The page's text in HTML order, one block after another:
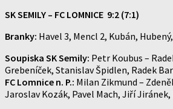
SK SEMILY – FC LOMNICE 9:2 (7:1)
Branky: Havel 3, Mencl 2, Kubán,
Soupiska SK Semily: Petr Koubus –
Grebeníček, Stanislav Špidlen, Radek
FC Lomnice n. P.: Milan Zikmund –
Jaroslav Kozák, Pavel Mach, Jiří